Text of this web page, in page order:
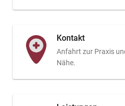
Kontakt
Anfahrt zur Praxis
Nähe.